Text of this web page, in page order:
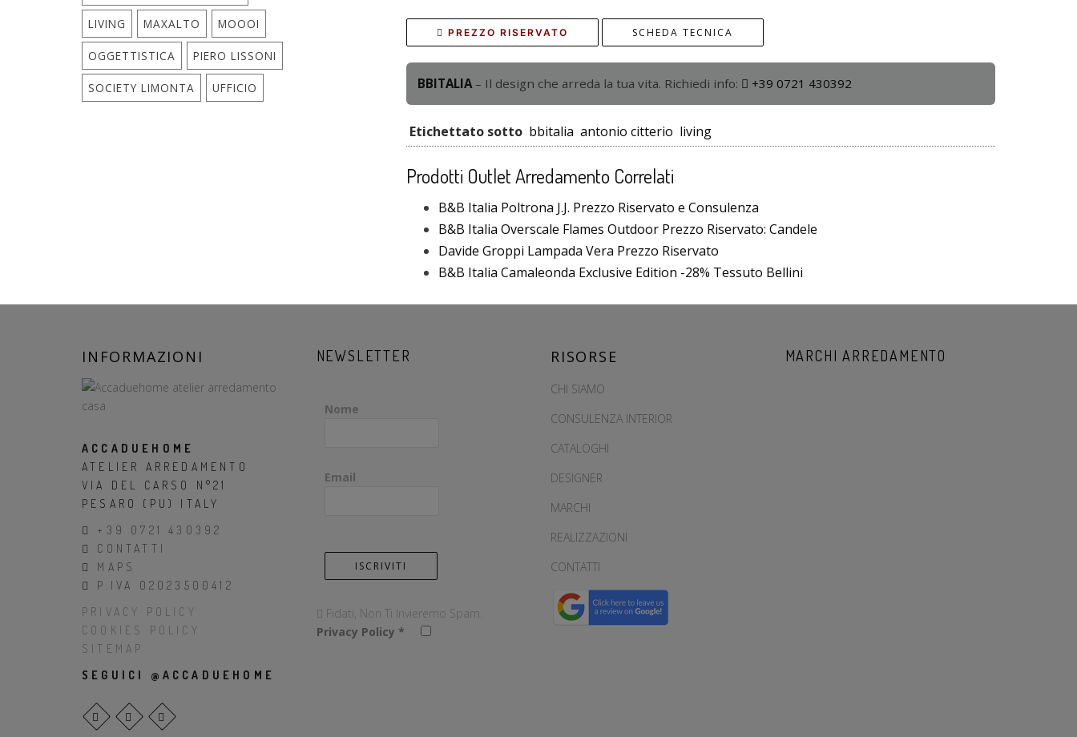
PREZZO RISERVATO SCHEDA TECNICA
BBITALIA – Il design che arreda la tua vita. Richiedi info: +39 0721 430392
Etichettato sotto bbitalia antonio citterio living
Prodotti Outlet Arredamento Correlati
B&B Italia Poltrona J.J. Prezzo Riservato e Consulenza
B&B Italia Overscale Flames Outdoor Prezzo Riservato: Candele
Davide Groppi Lampada Vera Prezzo Riservato
B&B Italia Camaleonda Exclusive Edition -28% Tessuto Bellini
LIVING MAXALTO MOOOI
OGGETTISTICA PIERO LISSONI
SOCIETY LIMONTA UFFICIO
INFORMAZIONI
ACCADUEHOME
ATELIER ARREDAMENTO
VIA DEL CARSO N°21
PESARO (PU) ITALY
+39 0721 430392
CONTATTI
MAPS
P.IVA 02023500412
PRIVACY POLICY
COOKIES POLICY
SITEMAP
SEGUICI @ACCADUEHOME
NEWSLETTER
Nome
Email
Fidati, Non Ti Invieremo Spam.
Privacy Policy *
RISORSE
CHI SIAMO
CONSULENZA INTERIOR
CATALOGHI
DESIGNER
MARCHI
REALIZZAZIONI
CONTATTI
MARCHI ARREDAMENTO